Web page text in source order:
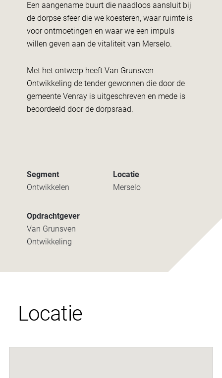
Segment
Ontwikkelen
Locatie
Merselo
Opdrachtgever
Van Grunsven
Ontwikkeling
Een aangename buurt die naadloos aansluit bij
de dorpse sfeer die we koesteren, waar ruimte is
voor ontmoetingen en waar we een impuls
willen geven aan de vitaliteit van Merselo.
Met het ontwerp heeft Van Grunsven
Ontwikkeling de tender gewonnen die door de
gemeente Venray is uitgeschreven en mede is
beoordeeld door de dorpsraad.
Locatie